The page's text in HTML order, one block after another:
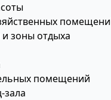
зоны отдыха
помещений
зала